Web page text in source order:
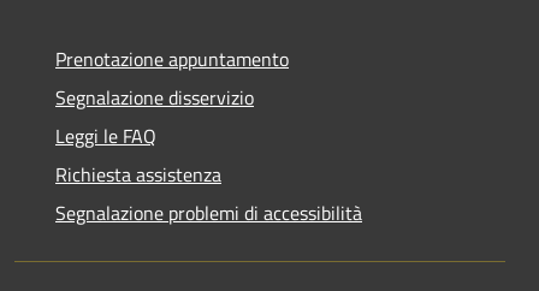
Prenotazione appuntamento
Segnalazione disservizio
Leggi le FAQ
Richiesta assistenza
Segnalazione problemi di accessibilità